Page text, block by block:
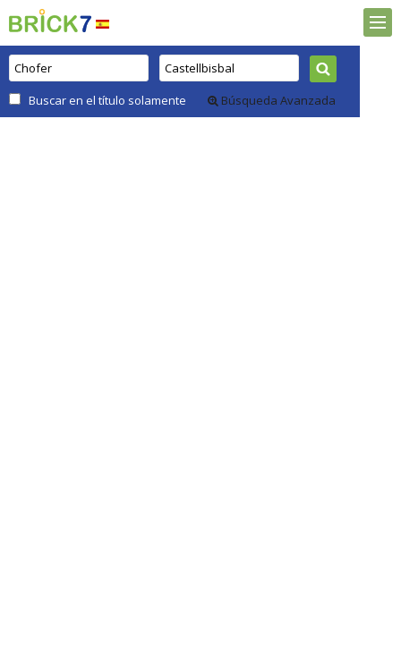
Buscar en el título solamente Búsqueda Avanzada